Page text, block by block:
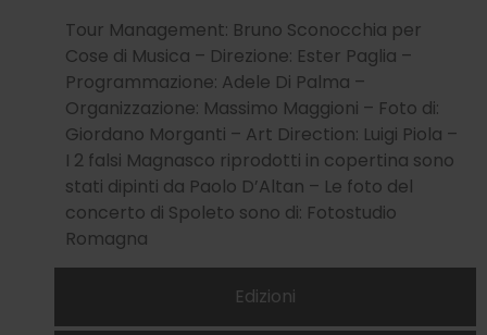
Edizioni
Tour Management: Bruno Sconocchia per
Cose di Musica – Direzione: Ester Paglia –
Programmazione: Adele Di Palma –
Organizzazione: Massimo Maggioni – Foto di:
Giordano Morganti – Art Direction: Luigi Piola –
I 2 falsi Magnasco riprodotti in copertina sono
stati dipinti da Paolo D’Altan – Le foto del
concerto di Spoleto sono di: Fotostudio
Romagna